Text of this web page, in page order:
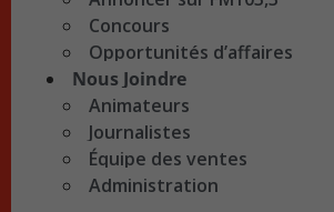
Concours
Opportunités d’affaires
Nous Joindre
Animateurs
Journalistes
Équipe des ventes
Administration